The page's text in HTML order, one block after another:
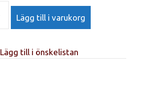
EUROSTIL,
PEQ.METAL-
Lägg till i varukorg
Lägg till i önskelistan